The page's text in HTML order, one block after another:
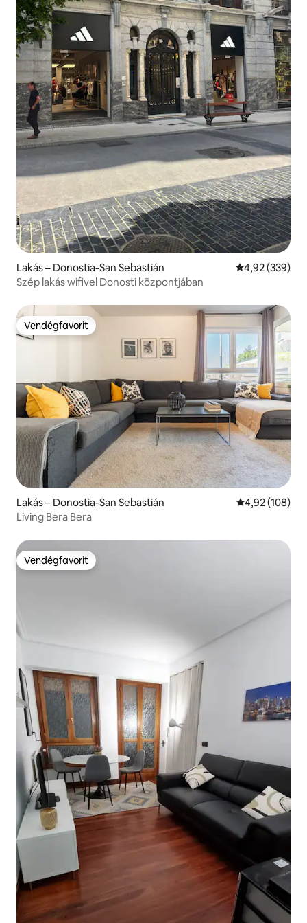
Lakás – Donostia-San Sebastián Átlagos
4,92 (339)
Szép lakás wifivel Donosti központjában
Vendégfavorit
Vendégfavorit
Lakás – Donostia-San Sebastián Átlagos
4,92 (108)
Living Bera Bera
Vendégfavorit
Vendégfavorit